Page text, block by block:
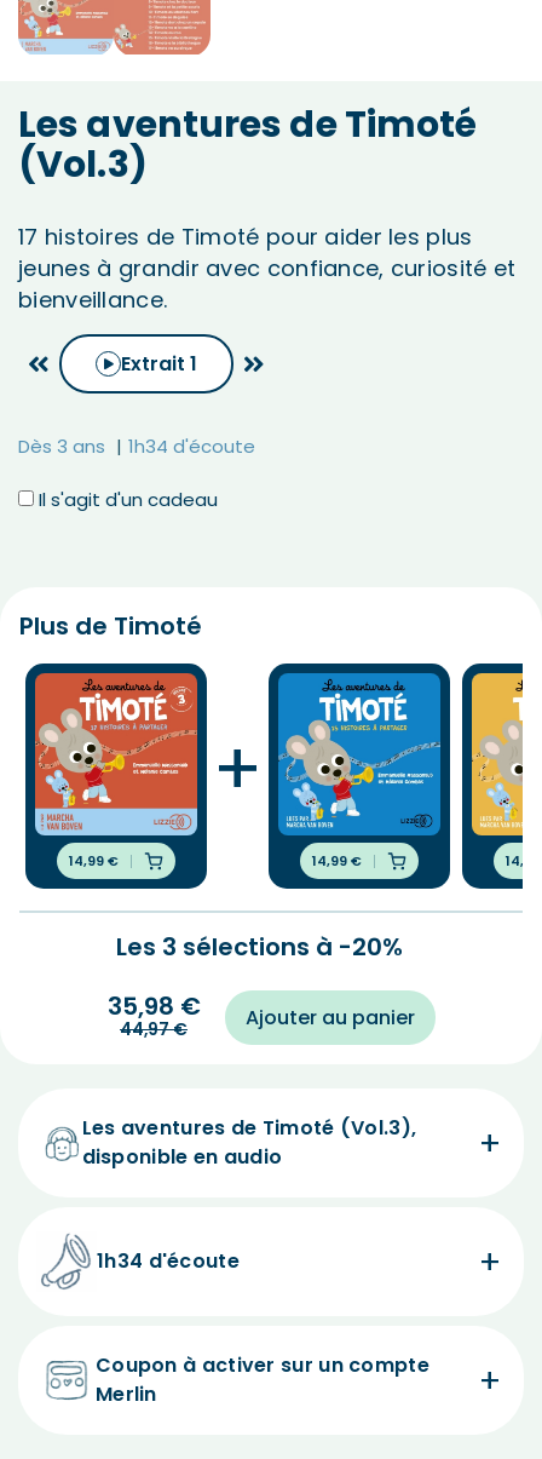
Les aventures de Timoté
(Vol.3)
17 histoires de Timoté pour aider les plus
jeunes à grandir avec confiance, curiosité et
bienveillance.
Extrait 1
Dès 3 ans 1h34 d'écoute
Il s'agit d'un cadeau
Plus de Timoté
14,99€
+
14,99€
Les 3 sélections à -20%
35,98 €
44,97€ Ajouter au panier
Les aventures de Timoté (Vol.3),
disponible en audio
1h34 d'écoute
Coupon à activer sur un compte
Merlin